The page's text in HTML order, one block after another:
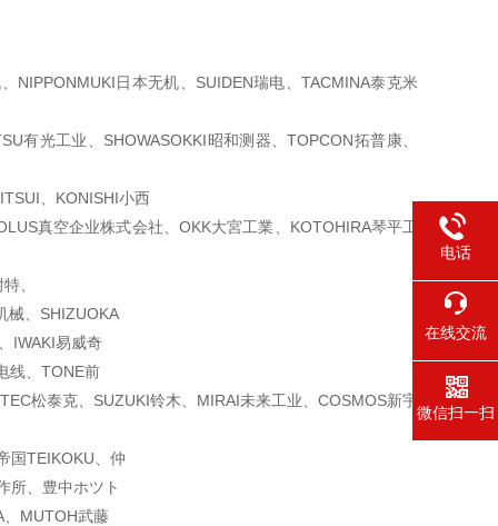
NIPPONMUKI日本无机、SUIDEN瑞电、TACMINA泰克米
有光工业、 SHOWASOKKI昭和测器、TOPCON拓普康、
、KONISHI小西
真空企业株式会社、OKK大宮工業、KOTOHIRA琴平工
、
械、SHIZUOKA
IWAKI易威奇
线、TONE前
松泰克、 SUZUKI铃木、MIRAI未来工业、COSMOS新宇
国TEIKOKU、仲
所、豊中ホツト
、MUTOH武藤
电话
在线交流
微信扫一扫